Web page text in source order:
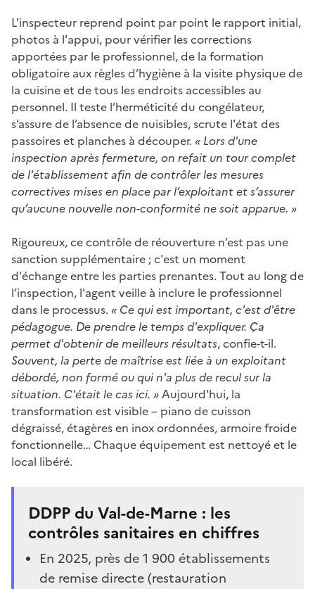
L'inspecteur reprend point par point le rapport initial,
photos à l'appui, pour vérifier les corrections
apportées par le professionnel, de la formation
obligatoire aux règles d’hygiène à la visite physique de
la cuisine et de tous les endroits accessibles au
personnel. Il teste l’herméticité du congélateur,
s’assure de l’absence de nuisibles, scrute l'état des
passoires et planches à découper. « Lors d'une
inspection après fermeture, on refait un tour complet
de l'établissement afin de contrôler les mesures
correctives mises en place par l’exploitant et s’assurer
qu’aucune nouvelle non-conformité ne soit apparue. »
Rigoureux, ce contrôle de réouverture n’est pas une
sanction supplémentaire ; c'est un moment
d'échange entre les parties prenantes. Tout au long de
l’inspection, l'agent veille à inclure le professionnel
dans le processus. « Ce qui est important, c'est d'être
pédagogue. De prendre le temps d'expliquer. Ça
permet d'obtenir de meilleurs résultats, confie-t-il.
Souvent, la perte de maîtrise est liée à un exploitant
débordé, non formé ou qui n'a plus de recul sur la
situation. C'était le cas ici. »Aujourd'hui, la
transformation est visible – piano de cuisson
dégraissé, étagères en inox ordonnées, armoire froide
fonctionnelle… Chaque équipement est nettoyé et le
local libéré.
DDPP du Val-de-Marne : les
contrôles sanitaires en chiffres
En 2025, près de 1 900 établissements
de remise directe (restauration